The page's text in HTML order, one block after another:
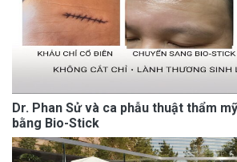
Dr. Phan Sử và ca phẫu thuật thẩm
bằng Bio-Stick